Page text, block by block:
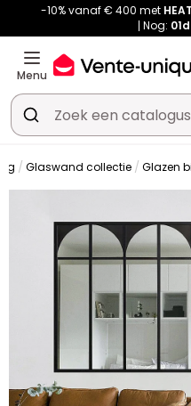
-10% vanaf € 400 met
Nog: 01d
Menu
Glaswand collectie Glazen